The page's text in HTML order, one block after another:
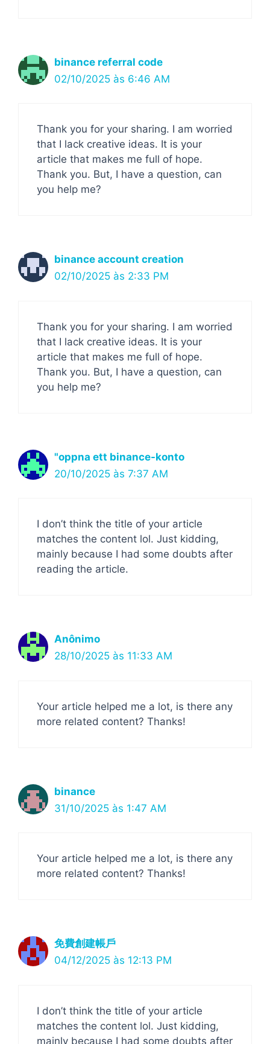
binance referral code
02/10/2025 às 6:46 AM
Thank you for your sharing. I am worried
that I lack creative ideas. It is your
article that makes me full of hope.
Thank you. But, I have a question, can
you help me?
binance account creation
02/10/2025 às 2:33 PM
Thank you for your sharing. I am worried
that I lack creative ideas. It is your
article that makes me full of hope.
Thank you. But, I have a question, can
you help me?
"oppna ett binance-konto
20/10/2025 às 7:37 AM
I don’t think the title of your article
matches the content lol. Just kidding,
mainly because I had some doubts after
reading the article.
Anônimo
28/10/2025 às 11:33 AM
Your article helped me a lot, is there any
more related content? Thanks!
binance
31/10/2025 às 1:47 AM
Your article helped me a lot, is there any
more related content? Thanks!
免費創建帳戶
04/12/2025 às 12:13 PM
I don’t think the title of your article
matches the content lol. Just kidding,
mainly because I had some doubts after